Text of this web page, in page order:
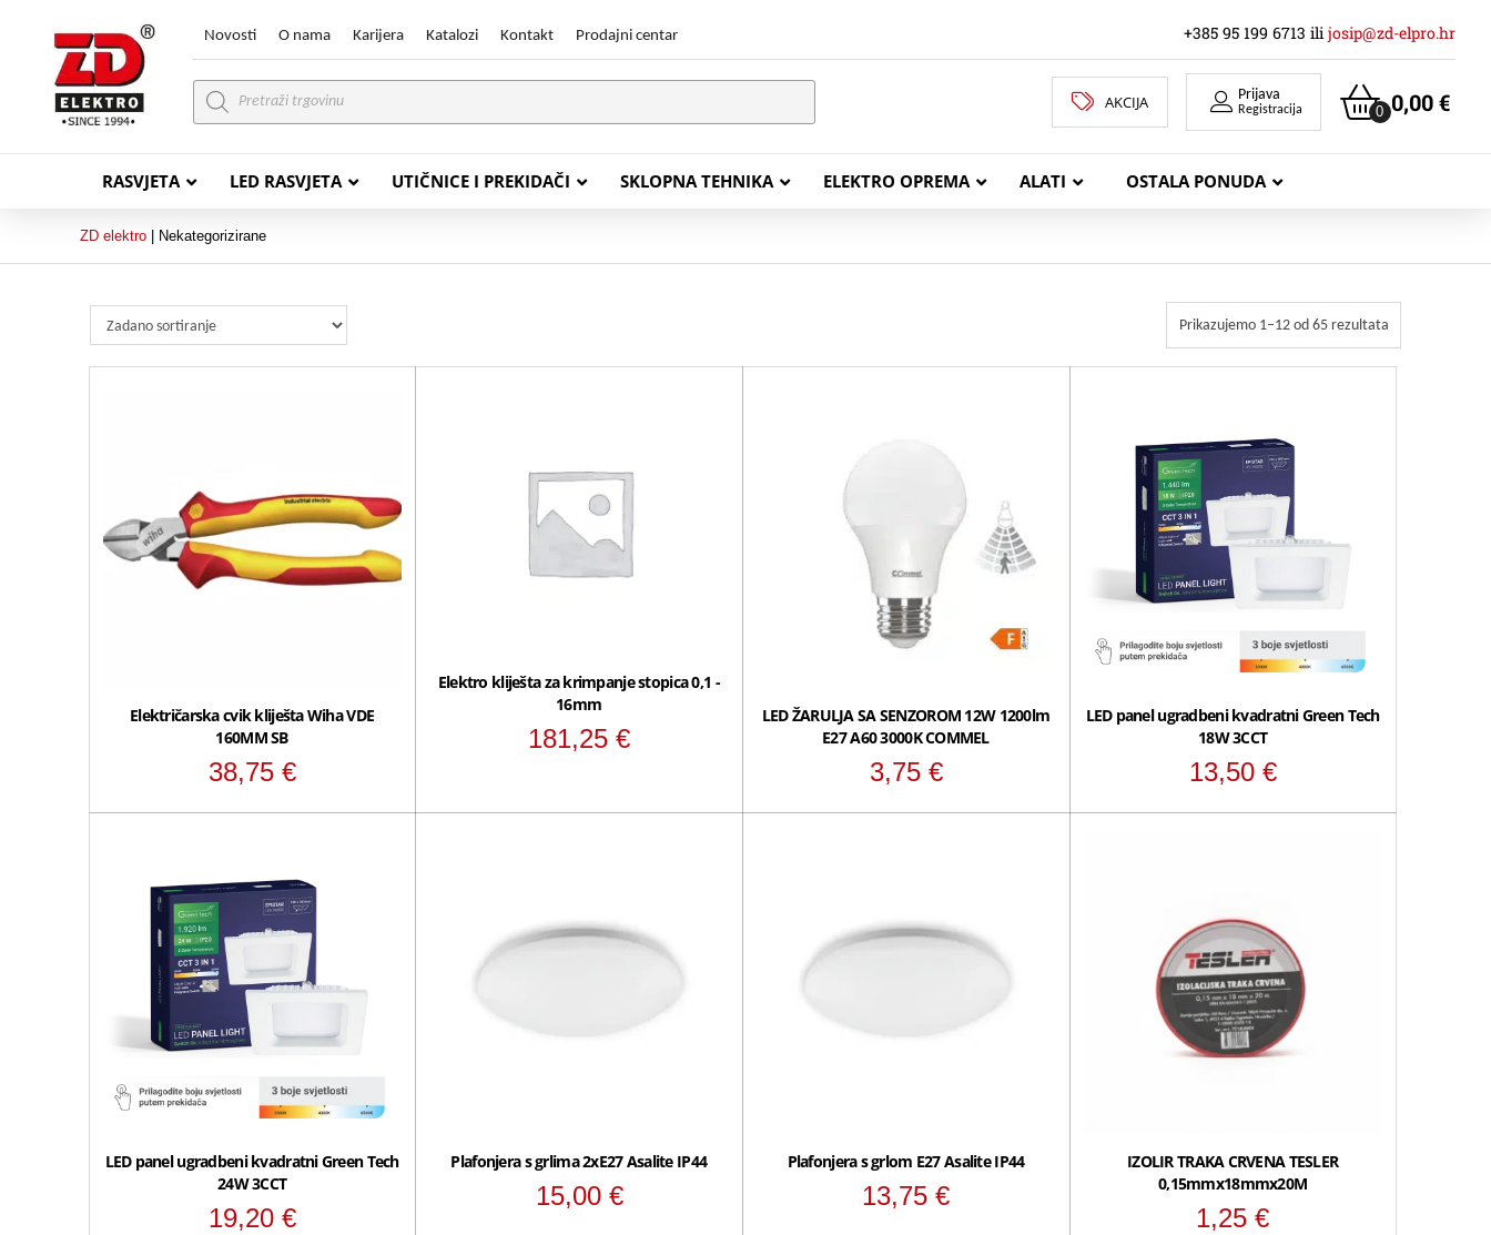
Novosti O nama Karijera Katalozi Kontakt Prodajni centar +385 95 199 6713 ili josip@zd-elpro.hr
Products
search
AKCIJA Prijava
Registracija 0,00€
0
RASVJETA LED RASVJETA UTIČNICE I PREKIDAČI SKLOPNA TEHNIKA ELEKTRO OPREMA ALATI OSTALA PONUDA
PVC VODIČI
PP00 Podzemni Kabel
PP00-A
MREŽNI LAN KABELI
KOAKSIJALNI KABELI
ZVUČNIČKI KABEL
ZD elektro Nekategorizirane
Prikazujemo 1–12 od 65 rezultata
Električarska cvik kliješta Wiha VDE
160MM SB
38,75 €
Elektro kliješta za krimpanje stopica 0,1 -
16mm
181,25€
LED ŽARULJA SA SENZOROM 12W 1200lm
E27 A60 3000K COMMEL
3,75 €
LED panel ugradbeni kvadratni Green Tech
18W 3CCT
13,50 €
LED panel ugradbeni kvadratni Green Tech
24W 3CCT
19,20 €
Plafonjera s grlima 2xE27 Asalite IP44
15,00 €
Plafonjera s grlom E27 Asalite IP44
13,75€
IZOLIR TRAKA CRVENA TESLER
0,15mmx18mmx20M
1,25€